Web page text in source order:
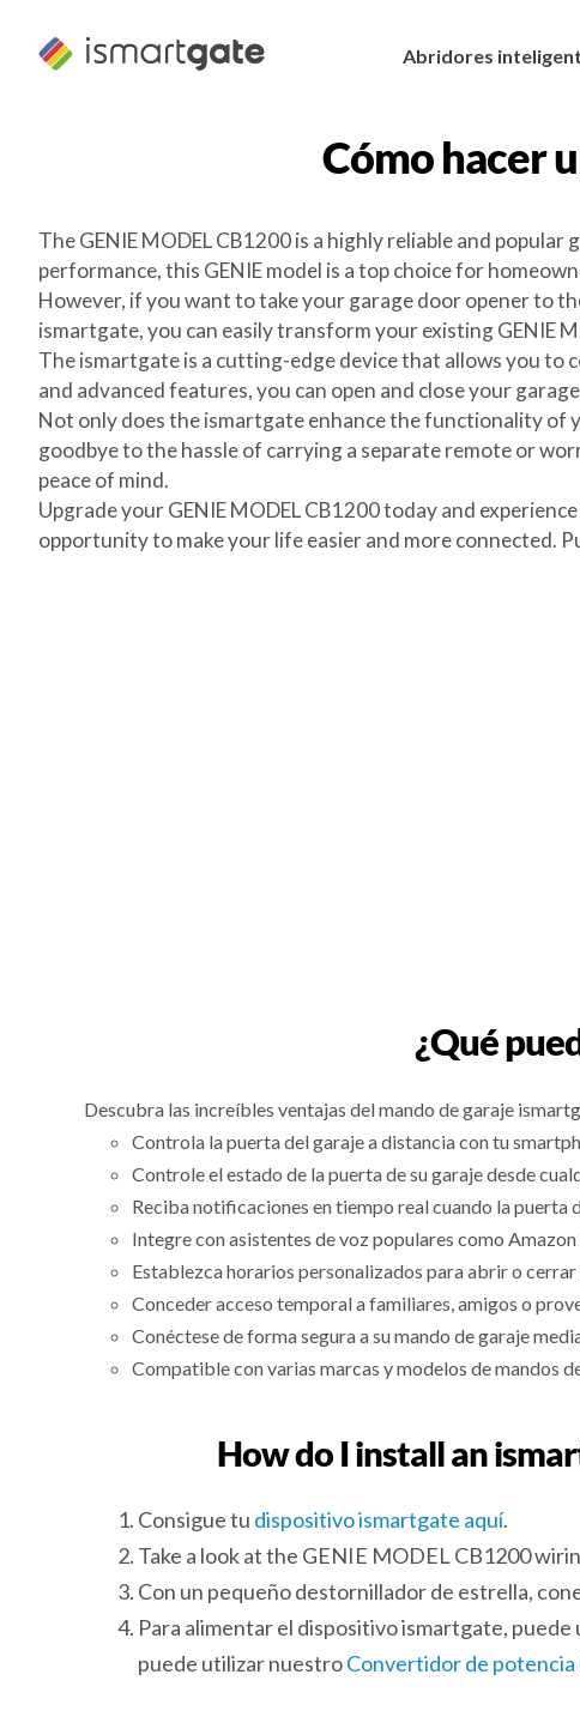
contenido
Abridores
Cómo hacer
The GENIE MODEL CB1200 is a highly reliable and
performance, this GENIE model is a top choice for
However, if you want to take your garage door opener to
ismartgate, you can easily transform your existing GENIE
The ismartgate is a cutting-edge device that allows you
and advanced features, you can open and close your
Not only does the ismartgate enhance the functionality of
goodbye to the hassle of carrying a separate remote or
peace of mind.
Upgrade your GENIE MODEL CB1200 today and
opportunity to make your life easier and more connected.
¿Qué
Descubra las increíbles ventajas del mando de garaje
Controla la puerta del garaje a distancia con tu
Controle el estado de la puerta de su garaje desde
Reciba notificaciones en tiempo real cuando la puerta
Integre con asistentes de voz populares como
Establezca horarios personalizados para abrir o
Conceder acceso temporal a familiares, amigos o
Conéctese de forma segura a su mando de garaje
Compatible con varias marcas y modelos de mandos
How do I install an
Consigue tu dispositivo ismartgate aquí.
Take a look at the GENIE MODEL CB1200
Con un pequeño destornillador de estrella,
Para alimentar el dispositivo ismartgate,
puede utilizar nuestroConvertidor de potencia